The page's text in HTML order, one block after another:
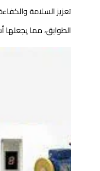
تعزيز السلامة
الطوابق، مما يجعلها